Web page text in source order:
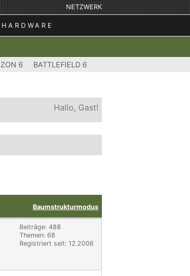
NETZWERK
HARDWARE
6 BATTLEFIELD 6
Hallo, Gast!
Baumstrukturmodus
Beiträge: 488
Themen: 68
Registriert seit: 12.2006